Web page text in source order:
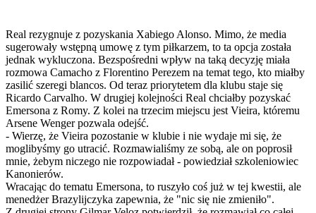
Real rezygnuje z pozyskania Xabiego Alonso. Mimo, że media
sugerowały wstępną umowę z tym piłkarzem, to ta opcja została
jednak wykluczona. Bezspośredni wpływ na taką decyzję miała
rozmowa Camacho z Florentino Perezem na temat tego, kto miałby
zasilić szeregi blancos. Od teraz priorytetem dla klubu staje się
Ricardo Carvalho. W drugiej kolejności Real chciałby pozyskać
Emersona z Romy. Z kolei na trzecim miejscu jest Vieira, któremu
Arsene Wenger pozwala odejść.
- Wierzę, że Vieira pozostanie w klubie i nie wydaje mi się, że
moglibyśmy go utracić. Rozmawialiśmy ze sobą, ale on poprosił
mnie, żebym niczego nie rozpowiadał - powiedział szkoleniowiec
Kanonierów.
Wracając do tematu Emersona, to ruszyło coś już w tej kwestii, ale
menedżer Brazylijczyka zapewnia, że "nic się nie zmieniło".